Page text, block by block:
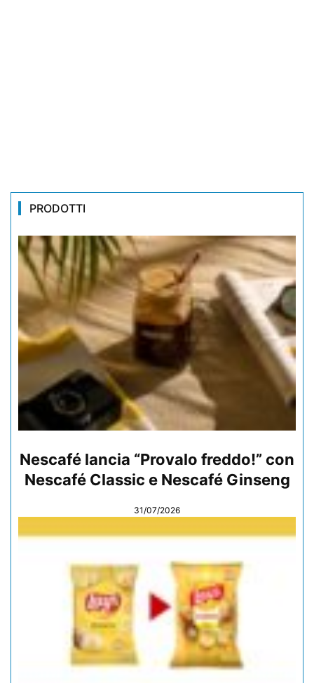
PRODOTTI
Nescafé lancia “Provalo freddo!” con
Nescafé Classic e Nescafé Ginseng
31/07/2026